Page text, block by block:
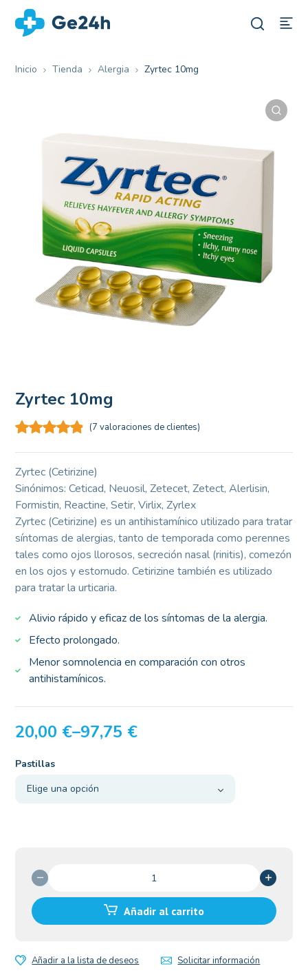
Inicio Tienda Alergia Zyrtec 10mg
Zyrtec 10mg
(7 valoraciones de clientes)
Zyrtec (Cetirizine)
Sinónimos: Ceticad, Neuosil, Zetecet, Zetect, Alerlisin,
Formistin, Reactine, Setir, Virlix, Zyrlex
Zyrtec (Cetirizine) es un antihistamínico utilizado para tratar
síntomas de alergias, tanto de temporada como perennes
tales como ojos llorosos, secreción nasal (rinitis), comezón
en los ojos y estornudo. Cetirizine también es utilizado
para tratar la urticaria.
Alivio rápido y eficaz de los síntomas de la alergia.
Efecto prolongado.
Menor somnolencia en comparación con otros
antihistamínicos.
20,00 €–97,75 €
Pastillas
cantidad
Añadir al carrito
Añadir a la lista de deseos Solicitar información